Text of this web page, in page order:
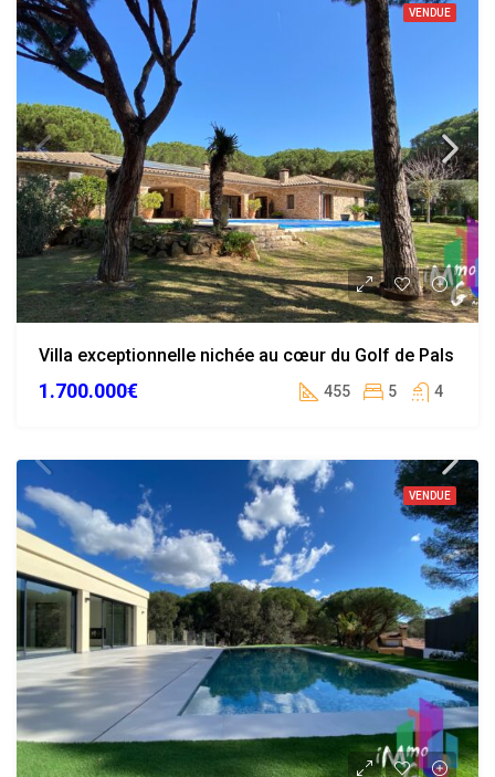
VENDUE
Villa exceptionnelle nichée au cœur du Golf de Pals
1.700.000€ 455 5 4
VENDUE